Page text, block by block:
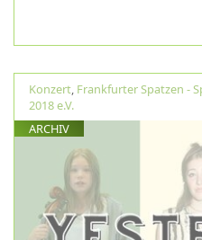
Konzert, Frankfurter Spatzen -
2018 e.V.
ARCHIV